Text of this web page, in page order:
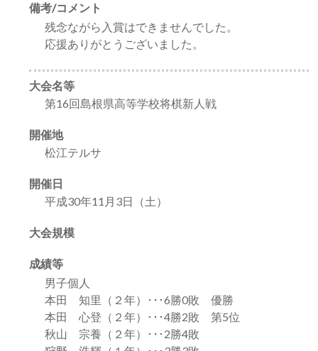
備考/コメント
残念ながら入賞はできませんでした。
応援ありがとうございました。
大会名等
第16回島根県高等学校将棋新人戦
開催地
松江テルサ
開催日
平成30年11月3日（土）
大会規模
成績等
男子個人
本田 知里（２年）･･･6勝0敗 優勝
本田 心登（２年）･･･4勝2敗 第5位
秋山 宗養（２年）･･･2勝4敗